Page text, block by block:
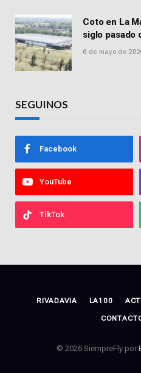
Coto en La
siglo pasado
Justicia para
6 de mayo de
SEGUINOS
Facebook
YouTube
TikTok
RIVADAVIA LA100
© 2026 SiempreFly por